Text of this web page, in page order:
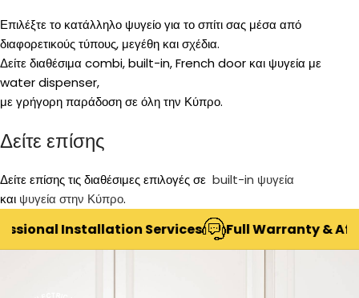
Επιλέξτε το κατάλληλο ψυγείο για το σπίτι σας μέσα από
διαφορετικούς τύπους, μεγέθη και σχέδια.
Δείτε διαθέσιμα combi, built-in, French door και ψυγεία με
water dispenser,
με γρήγορη παράδοση σε όλη την Κύπρο.
Δείτε επίσης
Δείτε επίσης τις διαθέσιμες επιλογές σε built-in ψυγεία
και ψυγεία στην Κύπρο.
Installation Services Full Warranty & After-